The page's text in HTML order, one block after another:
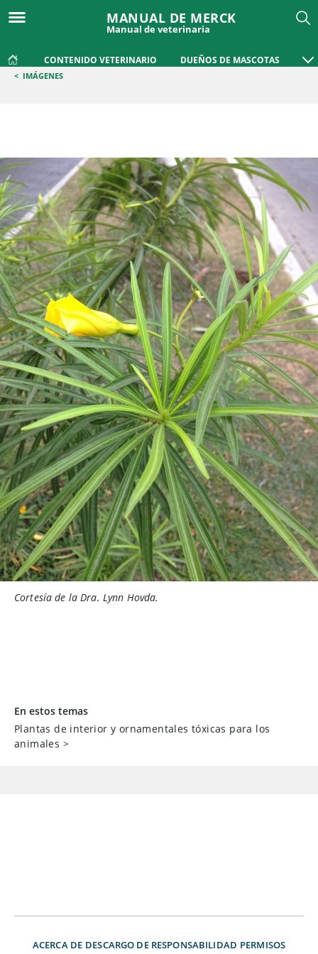
MANUAL DE MERCK
Manual de veterinaria
CONTENIDO VETERINARIO DUEÑOS DE MASCOTAS
< IMÁGENES
Cortesía de la Dra. Lynn Hovda.
En estos temas
Plantas de interior y ornamentales tóxicas para los
animales >
ACERCA DE DESCARGO DE RESPONSABILIDAD PERMISOS